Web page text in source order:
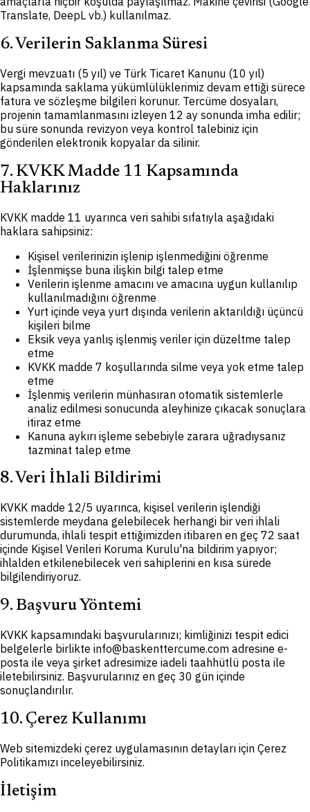
Translate, DeepL vb.) kullanılmaz.
6. Verilerin Saklanma Süresi
Vergi mevzuatı (5 yıl) ve Türk Ticaret Kanunu (10 yıl)
kapsamında saklama yükümlülüklerimiz devam ettiği sürece
fatura ve sözleşme bilgileri korunur. Tercüme dosyaları,
projenin tamamlanmasını izleyen 12 ay sonunda imha edilir;
bu süre sonunda revizyon veya kontrol talebiniz için
gönderilen elektronik kopyalar da silinir.
7. KVKK Madde 11 Kapsamında
Haklarınız
KVKK madde 11 uyarınca veri sahibi sıfatıyla aşağıdaki
haklara sahipsiniz:
Kişisel verilerinizin işlenip işlenmediğini öğrenme
İşlenmişse buna ilişkin bilgi talep etme
Verilerin işlenme amacını ve amacına uygun kullanılıp
kullanılmadığını öğrenme
Yurt içinde veya yurt dışında verilerin aktarıldığı üçüncü
kişileri bilme
Eksik veya yanlış işlenmiş veriler için düzeltme talep
etme
KVKK madde 7 koşullarında silme veya yok etme talep
etme
İşlenmiş verilerin münhasıran otomatik sistemlerle
analiz edilmesi sonucunda aleyhinize çıkacak sonuçlara
itiraz etme
Kanuna aykırı işleme sebebiyle zarara uğradıysanız
tazminat talep etme
8. Veri İhlali Bildirimi
KVKK madde 12/5 uyarınca, kişisel verilerin işlendiği
sistemlerde meydana gelebilecek herhangi bir veri ihlali
durumunda, ihlali tespit ettiğimizden itibaren en geç 72 saat
içinde Kişisel Verileri Koruma Kurulu'na bildirim yapıyor;
ihlalden etkilenebilecek veri sahiplerini en kısa sürede
bilgilendiriyoruz.
9. Başvuru Yöntemi
KVKK kapsamındaki başvurularınızı; kimliğinizi tespit edici
belgelerle birlikte info@baskenttercume.com adresine e-
posta ile veya şirket adresimize iadeli taahhütlü posta ile
iletebilirsiniz. Başvurularınız en geç 30 gün içinde
sonuçlandırılır.
10. Çerez Kullanımı
Web sitemizdeki çerez uygulamasının detayları için Çerez
Politikamızı inceleyebilirsiniz.
İletişim